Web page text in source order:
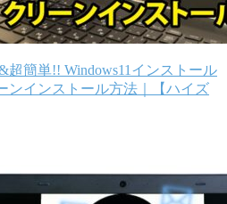
超簡単!! Windows11インストール
ンインストール方法｜【ハイズ